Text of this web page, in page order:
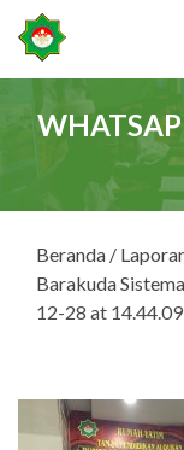
Beranda /
Barakuda
12-28 at